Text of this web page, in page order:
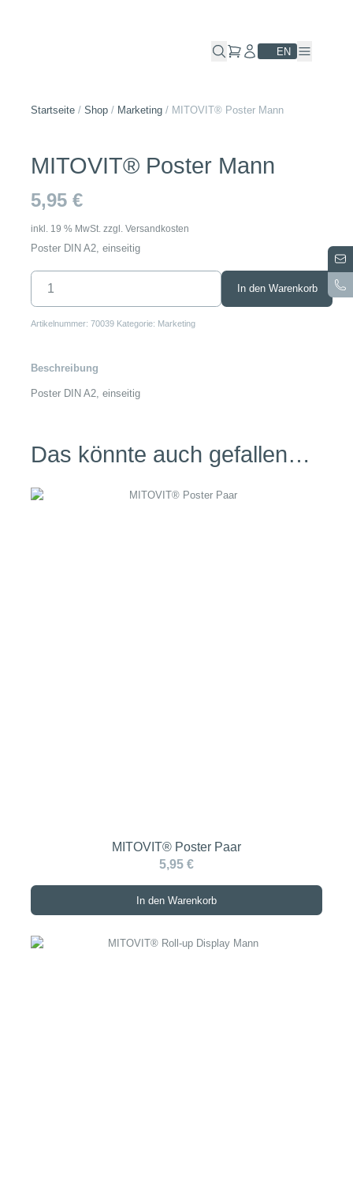
EN
Startseite / Shop / Marketing / MITOVIT® Poster Mann
MITOVIT® Poster Mann
5,95 €
inkl. 19 % MwSt. zzgl. Versandkosten
Poster DIN A2, einseitig
MITOVIT®
Poster
Mann
Menge
In den Warenkorb
Artikelnummer: 70039 Kategorie: Marketing
Beschreibung
Poster DIN A2, einseitig
Das könnte auch gefallen…
MITOVIT® Poster Paar
5,95 €
In den Warenkorb